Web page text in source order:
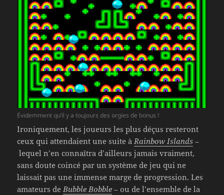
Évidemment qu’il y a toujours des orgies de bonus !
Ironiquement, les joueurs les plus déçus resteront
ceux qui attendaient une suite à Rainbow Islands –
lequel n’en connaîtra d’ailleurs jamais vraiment,
sans doute coincé par un système de jeu qui ne
laissait pas une immense marge de progression. Les
amateurs de Bubble Bobble – ou de l’ensemble de la